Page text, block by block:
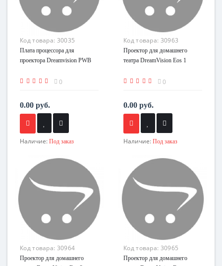
Код товара: 30035
Плата процессора для
проектора Dreamvision PWB
0
0.00 руб.
Наличие: Под заказ
Код товара: 30963
Проектор для домашнего
театра DreamVision Eos 1
0
0.00 руб.
Наличие: Под заказ
Код товара: 30964
Проектор для домашнего
Код товара: 30965
Проектор для домашнего